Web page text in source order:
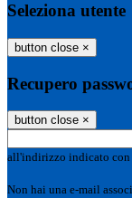
Seleziona utente
button close ×
Recupero
button close ×
all'indirizzo indicato con
Non hai una e-mail